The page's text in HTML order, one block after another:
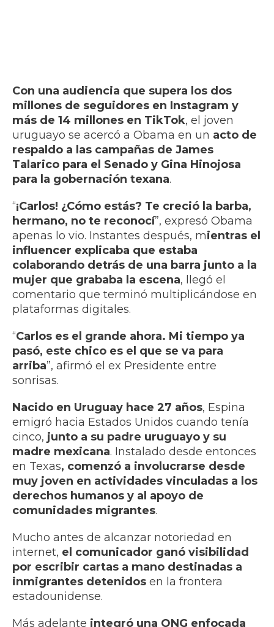
Con una audiencia que supera los dos
millones de seguidores en Instagram y
más de 14 millones en TikTok, el joven
uruguayo se acercó a Obama en un acto de
respaldo a las campañas de James
Talarico para el Senado y Gina Hinojosa
para la gobernación texana.
“¡Carlos! ¿Cómo estás? Te creció la barba,
hermano, no te reconocí”, expresó Obama
apenas lo vio. Instantes después, mientras el
influencer explicaba que estaba
colaborando detrás de una barra junto a la
mujer que grababa la escena, llegó el
comentario que terminó multiplicándose en
plataformas digitales.
“Carlos es el grande ahora. Mi tiempo ya
pasó, este chico es el que se va para
arriba”, afirmó el ex Presidente entre
sonrisas.
Nacido en Uruguay hace 27 años, Espina
emigró hacia Estados Unidos cuando tenía
cinco, junto a su padre uruguayo y su
madre mexicana. Instalado desde entonces
en Texas, comenzó a involucrarse desde
muy joven en actividades vinculadas a los
derechos humanos y al apoyo de
comunidades migrantes.
Mucho antes de alcanzar notoriedad en
internet, el comunicador ganó visibilidad
por escribir cartas a mano destinadas a
inmigrantes detenidos en la frontera
estadounidense.
Más adelante integró una ONG enfocada